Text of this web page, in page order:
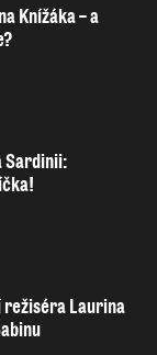
Knížáka – a
Sardinii:
Laurina